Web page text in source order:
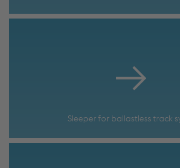
Sleeper for ballastless track